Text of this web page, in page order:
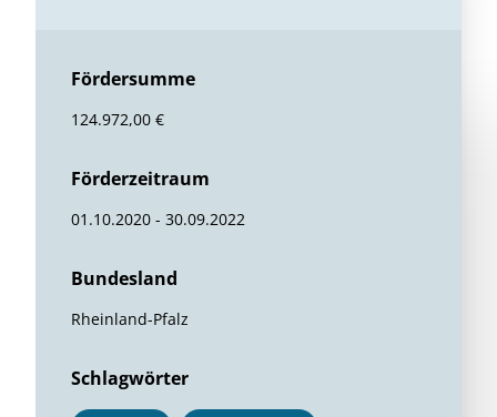
Fördersumme
124.972,00 €
Förderzeitraum
01.10.2020 - 30.09.2022
Bundesland
Rheinland-Pfalz
Schlagwörter